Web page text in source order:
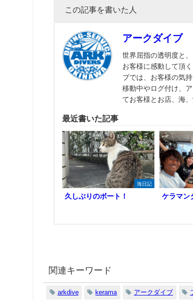
この記事を書いた人
アークダイブ
世界屈指の透明度と
お客様に感動して頂
ブでは、お客様の気
移動中やログ付け、
てお客様とお店、海
最近書いた記事
海日記
久しぶりのボート！ ケラマン
関連キーワード
arkdive kerama アークダイブ